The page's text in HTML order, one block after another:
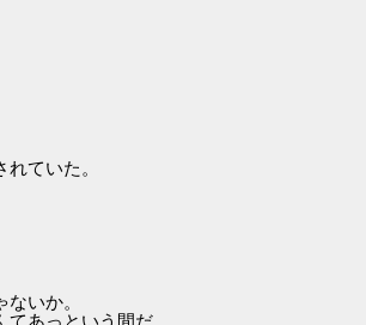
ていた。
いか。
あっという間だ。